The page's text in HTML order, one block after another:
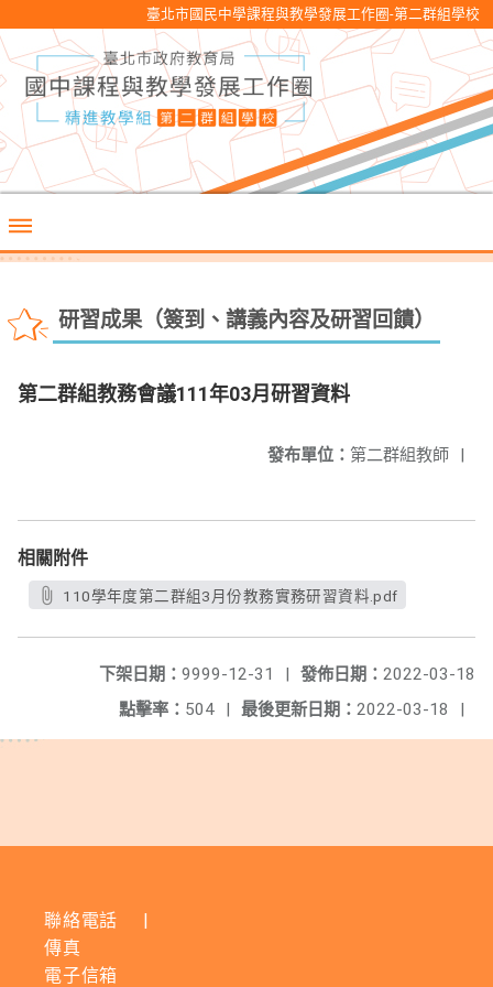
臺北市國民中學課程與教學發展工作圈-第二群組學校
研習成果（簽到、講義內容及研習回饋）
第二群組教務會議111年03月研習資料
發布單位： 第二群組教師 |
相關附件
110學年度第二群組3月份教務實務研習資料.pdf
發佈日期： 2022-03-18
下架日期： 9999-12-31
|
最後更新日期： 2022-03-18 |
點擊率： 504 |
聯絡電話
|
傳真
電子信箱